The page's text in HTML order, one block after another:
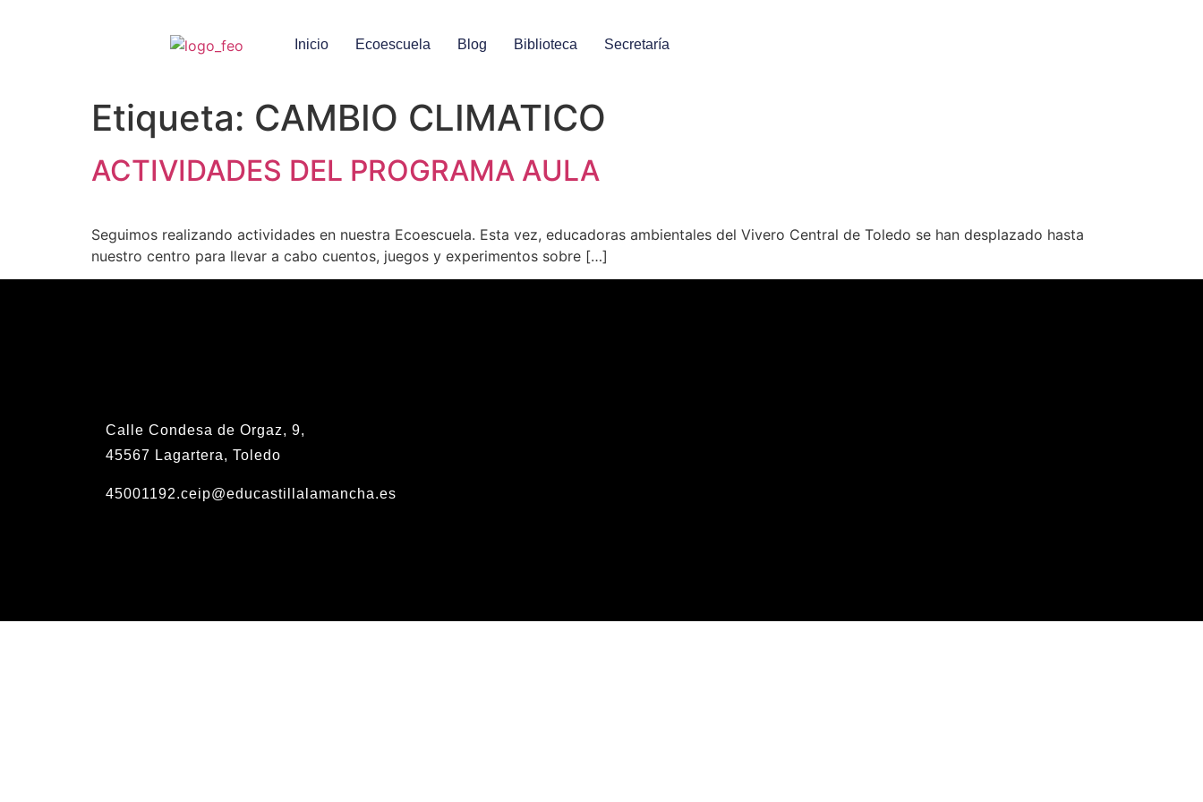
Inicio Ecoescuela Blog Biblioteca Secretaría
Etiqueta: CAMBIO CLIMATICO
ACTIVIDADES DEL PROGRAMA AULA
Seguimos realizando actividades en nuestra Ecoescuela. Esta vez, educadoras ambientales del Vivero Central de Toledo se han desplazado hasta
nuestro centro para llevar a cabo cuentos, juegos y experimentos sobre […]
Calle Condesa de Orgaz, 9,
45567 Lagartera, Toledo
45001192.ceip@educastillalamancha.es